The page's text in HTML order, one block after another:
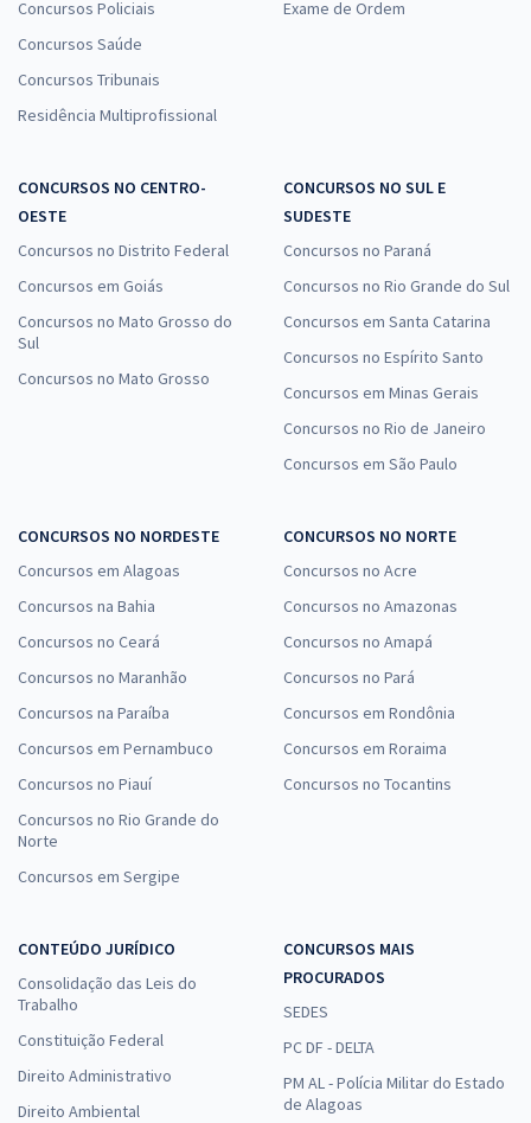
Concursos Policiais
Concursos Saúde
Concursos Tribunais
Residência Multiprofissional
Exame de Ordem
CONCURSOS NO CENTRO-
OESTE
Concursos no Distrito Federal
Concursos em Goiás
Concursos no Mato Grosso do
Sul
Concursos no Mato Grosso
CONCURSOS NO SUL E
SUDESTE
Concursos no Paraná
Concursos no Rio Grande do Sul
Concursos em Santa Catarina
Concursos no Espírito Santo
Concursos em Minas Gerais
Concursos no Rio de Janeiro
Concursos em São Paulo
CONCURSOS NO NORDESTE
Concursos em Alagoas
Concursos na Bahia
Concursos no Ceará
Concursos no Maranhão
Concursos na Paraíba
Concursos em Pernambuco
Concursos no Piauí
Concursos no Rio Grande do
Norte
Concursos em Sergipe
CONCURSOS NO NORTE
Concursos no Acre
Concursos no Amazonas
Concursos no Amapá
Concursos no Pará
Concursos em Rondônia
Concursos em Roraima
Concursos no Tocantins
CONTEÚDO JURÍDICO
Consolidação das Leis do
Trabalho
Constituição Federal
Direito Administrativo
Direito Ambiental
CONCURSOS MAIS
PROCURADOS
SEDES
PC DF - DELTA
PM AL - Polícia Militar do Estado
de Alagoas